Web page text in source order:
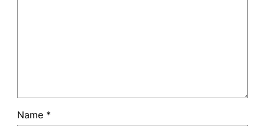
Name *